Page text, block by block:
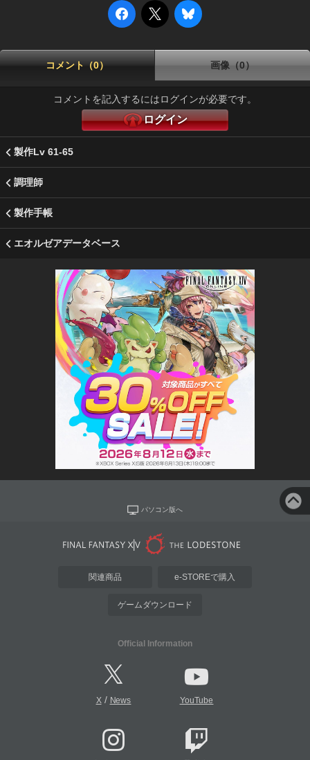
コメント（0） 画像（0）
コメントを記入するにはログインが必要です。
ログイン
製作Lv 61-65
調理師
製作手帳
エオルゼアデータベース
パソコン版へ
関連商品 e-STOREで購入
ゲームダウンロード
Official Information
X/ News YouTube